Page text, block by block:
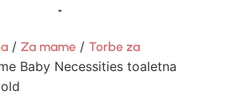
/Za mame /Torbe za
Baby Necessities toaletna